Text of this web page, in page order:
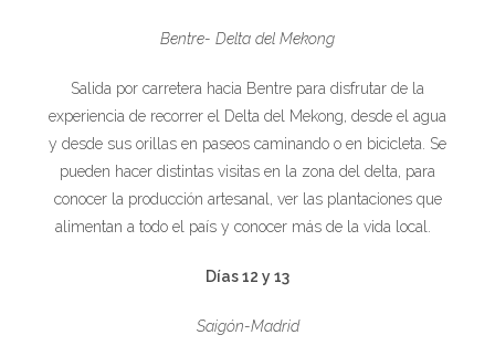
Bentre- Delta del Mekong
Salida por carretera hacia Bentre para disfrutar de la
experiencia de recorrer el Delta del Mekong, desde el agua
y desde sus orillas en paseos caminando o en bicicleta. Se
pueden hacer distintas visitas en la zona del delta, para
conocer la producción artesanal, ver las plantaciones que
alimentan a todo el país y conocer más de la vida local.
Días 12 y 13
Saigón-Madrid